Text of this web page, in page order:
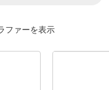
ファーを表示